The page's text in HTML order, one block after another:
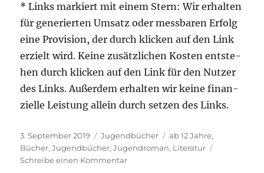
* Links mar­kiert mit einem Stern: Wir erhal­ten
für gene­rier­ten Umsatz oder mess­ba­ren Erfolg
eine Pro­vi­si­on, der durch kli­cken auf den Link
erzielt wird. Kei­ne zusätz­li­chen Kos­ten ent­ste­
hen durch kli­cken auf den Link für den Nut­zer
des Links. Außer­dem erhal­ten wir kei­ne finan­
zi­el­le Leis­tung allein durch set­zen des Links.
Veröffentlicht
am
3. September 2019 Kategorien
Jugendbücher Schlagwörter
ab 12 Jahre,
Bücher,Jugendbücher,Jugendroman, Literatur
Schreibe einen Kommentarzu